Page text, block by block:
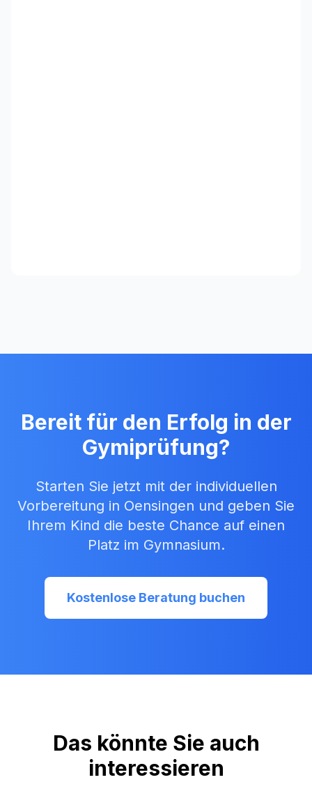
Bereit für den Erfolg in der
Gymiprüfung?
Starten Sie jetzt mit der individuellen
Vorbereitung in Oensingen und geben Sie
Ihrem Kind die beste Chance auf einen
Platz im Gymnasium.
Kostenlose Beratung buchen
Das könnte Sie auch
interessieren